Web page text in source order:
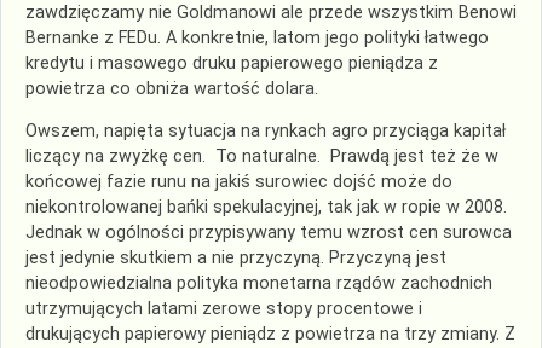
zawdzięczamy nie Goldmanowi ale przede wszystkim Benowi
Bernanke z FEDu. A konkretnie, latom jego polityki łatwego
kredytu i masowego druku papierowego pieniądza z
powietrza co obniża wartość dolara.
Owszem, napięta sytuacja na rynkach agro przyciąga kapitał
liczący na zwyżkę cen. To naturalne. Prawdą jest też że w
końcowej fazie runu na jakiś surowiec dojść może do
niekontrolowanej bańki spekulacyjnej, tak jak w ropie w 2008.
Jednak w ogólności przypisywany temu wzrost cen surowca
jest jedynie skutkiem a nie przyczyną. Przyczyną jest
nieodpowiedzialna polityka monetarna rządów zachodnich
utrzymujących latami zerowe stopy procentowe i
drukujących papierowy pieniądz z powietrza na trzy zmiany. Z